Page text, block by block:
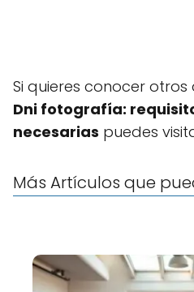
Si quieres conocer
Dni fotografía:
necesarias puedes
Más Artículos que